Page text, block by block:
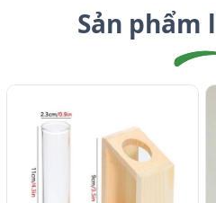
Sản phẩm